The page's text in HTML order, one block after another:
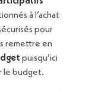
à l’achat
pour
remettre en
puisqu’ici
le budget.